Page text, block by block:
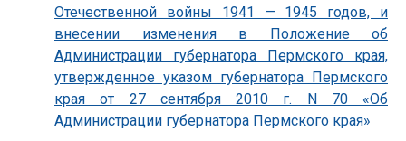
Отечественной войны 1941 — 1945 годов, и
внесении изменения в Положение об
Администрации губернатора Пермского края,
утвержденное указом губернатора Пермского
края от 27 сентября 2010 г. N 70 «Об
Администрации губернатора Пермского края»